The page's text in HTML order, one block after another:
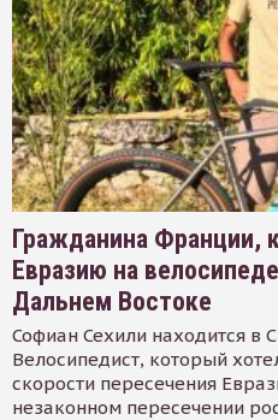
Гражданина Франции,
Евразию на
Дальнем Востоке
Софиан Сехили находится в
Велосипедист, который
скорости пересечения
незаконном пересечении